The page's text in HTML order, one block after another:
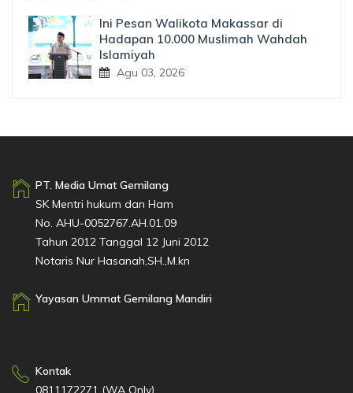
Ini Pesan Walikota Makassar di
Hadapan 10.000 Muslimah Wahdah
Islamiyah
Agu 03, 2026
PT. Media Umat Gemilang
SK Mentri hukum dan Ham
No. AHU-0052767.AH.01.09
Tahun 2012 Tanggal 12 Juni 2012
Notaris Nur Hasanah,SH.,M.kn
Yayasan Ummat Gemilang Mandiri
Kontak
0811172271 (WA Only)